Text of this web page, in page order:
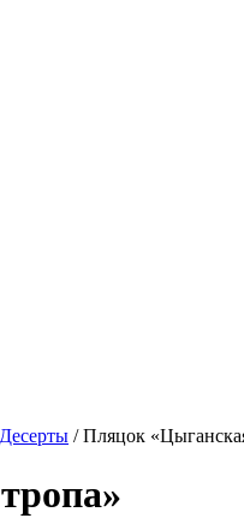
Десерты /Пляцок